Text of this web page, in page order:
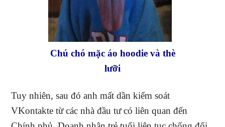
Chú chó mặc áo hoodie và thè
lưỡi
Tuy nhiên, sau đó anh mất dần kiểm soát
VKontakte từ các nhà đầu tư có liên quan đến